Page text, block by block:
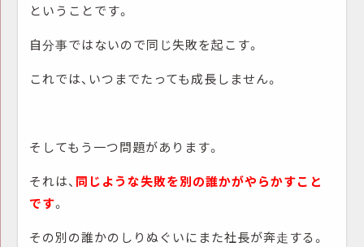
ということです。
自分事ではないので同じ失敗を起こす。
これでは、いつまでたっても成長しません。
そしてもう一つ問題があります。
それは、 同じような失敗を別の誰かがやらかすこと
です。
その別の誰かのしりぬぐいにまた社長が奔走する。